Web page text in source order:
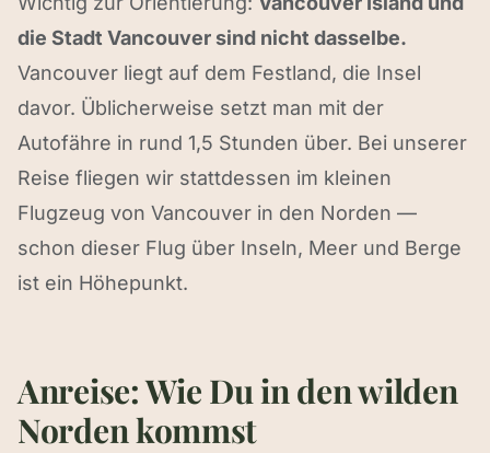
die Stadt Vancouver sind nicht dasselbe.
Vancouver liegt auf dem Festland, die Insel
davor. Üblicherweise setzt man mit der
Autofähre in rund 1,5 Stunden über. Bei unserer
Reise fliegen wir stattdessen im kleinen
Flugzeug von Vancouver in den Norden —
schon dieser Flug über Inseln, Meer und Berge
ist ein Höhepunkt.
Anreise: Wie Du in den wilden
Norden kommst